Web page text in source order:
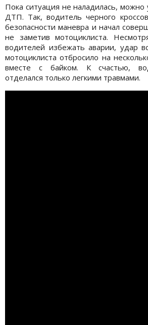
Пока ситуация не наладилась,
ДТП. Так, водитель черного
безопасности маневра и начал
не заметив мотоциклиста.
водителей избежать аварии, удар
мотоциклиста отбросило на
вместе с байком. К счастью,
отделался только легкими травмами.